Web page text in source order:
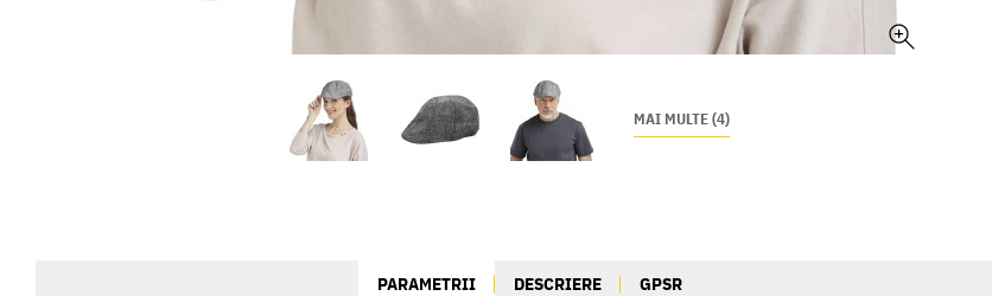
MAI MULTE (4)
PARAMETRII DESCRIERE GPSR